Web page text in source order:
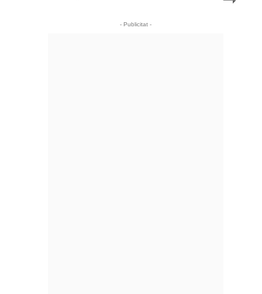
- Publicitat -